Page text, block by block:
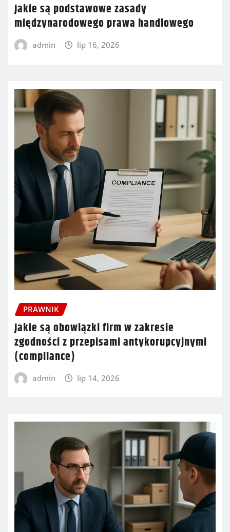
Jakie są podstawowe zasady
międzynarodowego prawa handlowego
admin lip 16, 2026
PRAWNIK
Jakie są obowiązki firm w zakresie
zgodności z przepisami antykorupcyjnymi
(compliance)
admin lip 14, 2026